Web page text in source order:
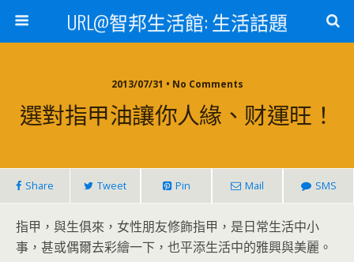
URL@智邦生活館: 生活話題
2013/07/31 • No Comments
選對指甲油讓你人緣、财運旺！
Share Tweet Pin Mail SMS
指甲，與生俱來，女性朋友修飾指甲，是日常生活中小
事，甚或偶爾去彩繪一下，也平添生活中的雅興與美麗。